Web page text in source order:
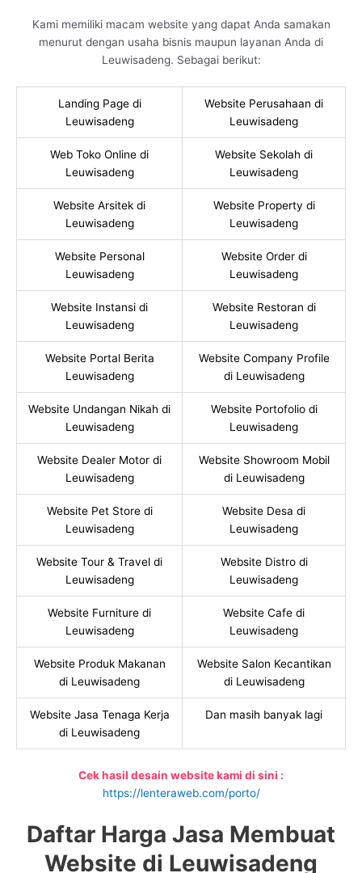
Kami memiliki macam website yang dapat Anda samakan
menurut dengan usaha bisnis maupun layanan Anda di
Leuwisadeng. Sebagai berikut:
Landing Page di
Leuwisadeng
Website Perusahaan di
Leuwisadeng
Web Toko Online di
Leuwisadeng
Website Sekolah di
Leuwisadeng
Website Arsitek di
Leuwisadeng
Website Property di
Leuwisadeng
Website Personal
Leuwisadeng
Website Order di
Leuwisadeng
Website Instansi di
Leuwisadeng
Website Restoran di
Leuwisadeng
Website Portal Berita
Leuwisadeng
Website Company Profile
di Leuwisadeng
Website Undangan Nikah di
Leuwisadeng
Website Portofolio di
Leuwisadeng
Website Dealer Motor di
Leuwisadeng
Website Showroom Mobil
di Leuwisadeng
Website Pet Store di
Leuwisadeng
Website Desa di
Leuwisadeng
Website Tour & Travel di
Leuwisadeng
Website Distro di
Leuwisadeng
Website Furniture di
Leuwisadeng
Website Cafe di
Leuwisadeng
Website Produk Makanan
di Leuwisadeng
Website Salon Kecantikan
di Leuwisadeng
Website Jasa Tenaga Kerja
di Leuwisadeng
Dan masih banyak lagi
Cek hasil desain website kami di sini :
https://lenteraweb.com/porto/
Daftar Harga Jasa Membuat
Website di Leuwisadeng